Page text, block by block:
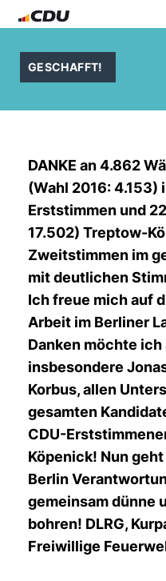
GESCHAFFT!
DANKE an 4.862
(Wahl 2016: 4.153)
Erststimmen und
17.502) Treptow-
Zweitstimmen im
mit deutlichen
Ich freue mich auf
Arbeit im Berliner
Danken möchte ich
insbesondere
Korbus, allen
gesamten
CDU-
Köpenick! Nun
Berlin
gemeinsam dünne
bohren! DLRG,
Freiwillige